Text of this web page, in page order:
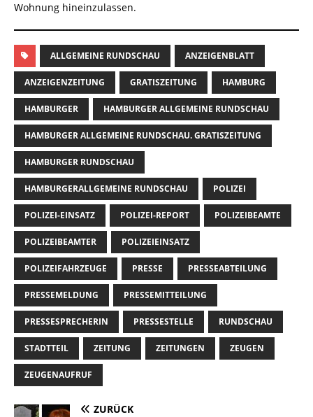
Wohnung hineinzulassen.
ALLGEMEINE RUNDSCHAU ANZEIGENBLATT
ANZEIGENZEITUNG GRATISZEITUNG HAMBURG
HAMBURGER HAMBURGER ALLGEMEINE RUNDSCHAU
HAMBURGER ALLGEMEINE RUNDSCHAU. GRATISZEITUNG
HAMBURGER RUNDSCHAU
HAMBURGERALLGEMEINE RUNDSCHAU POLIZEI
POLIZEI-EINSATZ POLIZEI-REPORT POLIZEIBEAMTE
POLIZEIBEAMTER POLIZEIEINSATZ
POLIZEIFAHRZEUGE PRESSE PRESSEABTEILUNG
PRESSEMELDUNG PRESSEMITTEILUNG
PRESSESPRECHERIN PRESSESTELLE RUNDSCHAU
STADTTEIL ZEITUNG ZEITUNGEN ZEUGEN
ZEUGENAUFRUF
ZURÜCK